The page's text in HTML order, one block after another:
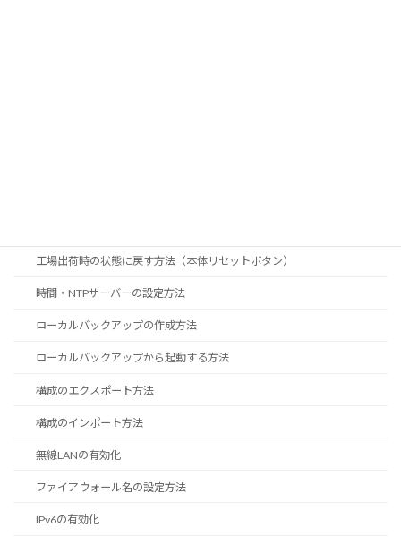
工場出荷時の状態に戻す方法（本体リセットボタン）
時間・NTPサーバーの設定方法
ローカルバックアップの作成方法
ローカルバックアップから起動する方法
構成のエクスポート方法
構成のインポート方法
無線LANの有効化
ファイアウォール名の設定方法
IPv6の有効化